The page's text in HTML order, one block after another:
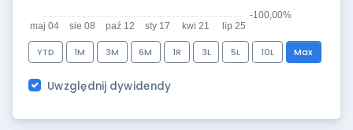
YTD 1M 3M 6M 1R 3L 5L 10L Max
Uwzględnij dywidendy